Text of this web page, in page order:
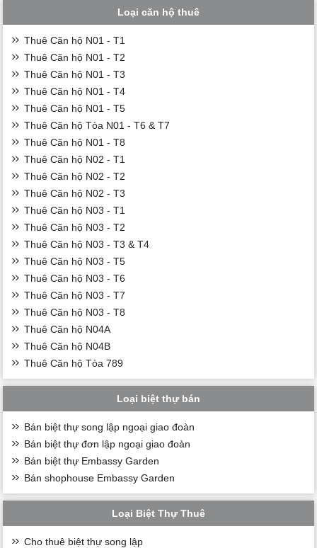
Loại căn hộ thuê
Thuê Căn hộ N01 - T1
Thuê Căn hộ N01 - T2
Thuê Căn hộ N01 - T3
Thuê Căn hộ N01 - T4
Thuê Căn hộ N01 - T5
Thuê Căn hộ Tòa N01 - T6 & T7
Thuê Căn hộ N01 - T8
Thuê Căn hộ N02 - T1
Thuê Căn hộ N02 - T2
Thuê Căn hộ N02 - T3
Thuê Căn hộ N03 - T1
Thuê Căn hộ N03 - T2
Thuê Căn hộ N03 - T3 & T4
Thuê Căn hộ N03 - T5
Thuê Căn hộ N03 - T6
Thuê Căn hộ N03 - T7
Thuê Căn hộ N03 - T8
Thuê Căn hộ N04A
Thuê Căn hộ N04B
Thuê Căn hộ Tòa 789
Loại biệt thự bán
Bán biệt thự song lập ngoại giao đoàn
Bán biệt thự đơn lập ngoại giao đoàn
Bán biệt thự Embassy Garden
Bán shophouse Embassy Garden
Loại Biệt Thự Thuê
Cho thuê biệt thự song lập